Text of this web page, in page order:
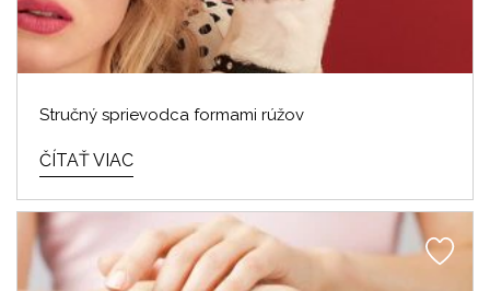
Stručný sprievodca formami rúžov
ČÍTAŤ VIAC